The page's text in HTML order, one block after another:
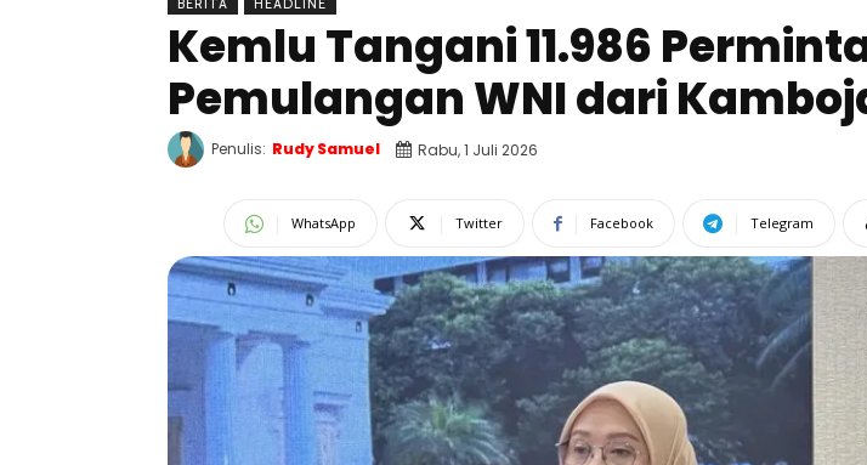
BERITA HEADLINE
Kemlu Tangani 11.986
Pemulangan WNI dari
Penulis: Rudy Samuel Rabu, 1 Juli 2026
WhatsApp Twitter Facebook Telegram